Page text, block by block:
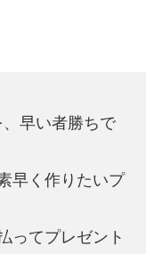
早い者勝ちで
早く作りたいプ
ってプレゼント